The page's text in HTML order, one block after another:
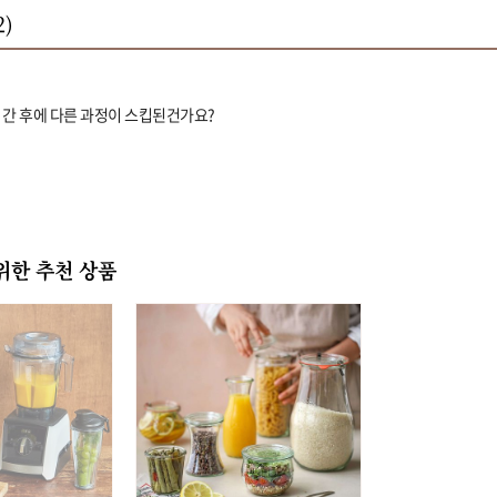
)
후에 다른 과정이 스킵된건가요?
한 추천 상품